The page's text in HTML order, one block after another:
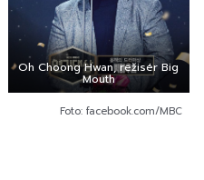
Oh Choong Hwan, režisér Big
Mouth
Foto: facebook.com/MBC